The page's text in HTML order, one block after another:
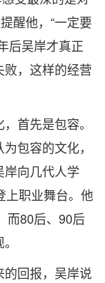
醒他，“一定要
后吴岸才真正
，这样的经营
首先是包容。
包容的文化，
向几代人学
上职业舞台。他
而80后、90后
回报，吴岸说